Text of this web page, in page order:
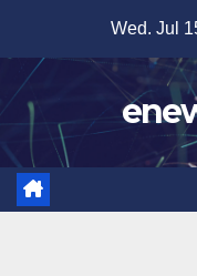
content
Wed. Jul